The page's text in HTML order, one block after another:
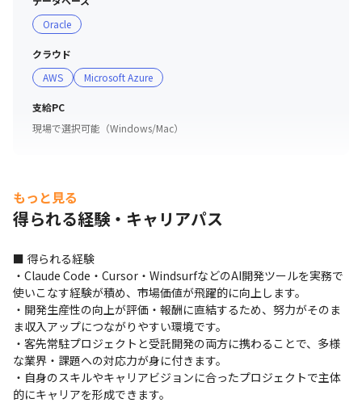
Oracle
クラウド
AWS
Microsoft Azure
支給PC
現場で選択可能（Windows/Mac）
もっと見る
得られる経験・キャリアパス
■ 得られる経験
・Claude Code・Cursor・WindsurfなどのAI開発ツールを実務で
使いこなす経験が積め、市場価値が飛躍的に向上します。
・開発生産性の向上が評価・報酬に直結するため、努力がそのま
ま収入アップにつながりやすい環境です。
・客先常駐プロジェクトと受託開発の両方に携わることで、多様
な業界・課題への対応力が身に付きます。
・自身のスキルやキャリアビジョンに合ったプロジェクトで主体
的にキャリアを形成できます。